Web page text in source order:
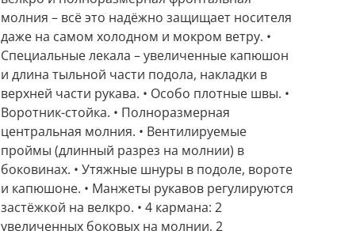
молния – всё это надёжно защищает носителя
даже на самом холодном и мокром ветру. •
Специальные лекала – увеличенные капюшон
и длина тыльной части подола, накладки в
верхней части рукава. • Особо плотные швы. •
Воротник-стойка. • Полноразмерная
центральная молния. • Вентилируемые
проймы (длинный разрез на молнии) в
боковинах. • Утяжные шнуры в подоле, вороте
и капюшоне. • Манжеты рукавов регулируются
застёжкой на велкро. • 4 кармана: 2
увеличенных боковых на молнии, 2